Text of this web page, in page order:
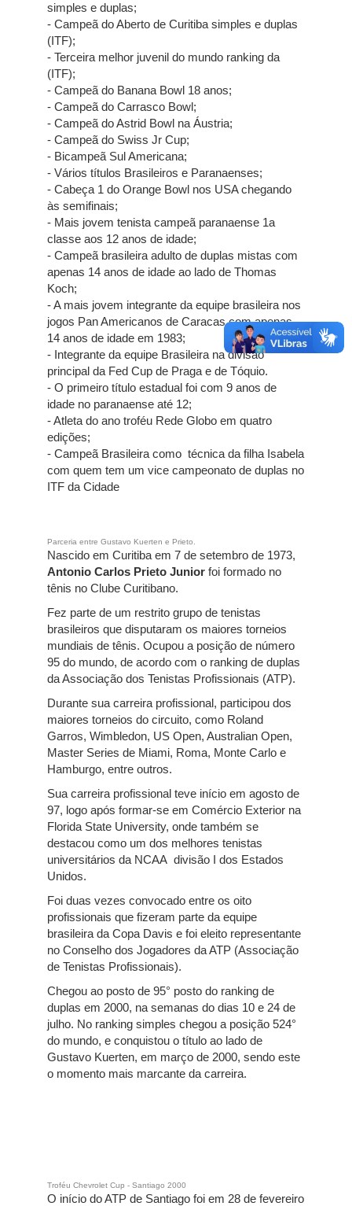
simples e duplas;
- Campeã do Aberto de Curitiba simples e duplas
(ITF);
- Terceira melhor juvenil do mundo ranking da
(ITF);
- Campeã do Banana Bowl 18 anos;
- Campeã do Carrasco Bowl;
- Campeã do Astrid Bowl na Áustria;
- Campeã do Swiss Jr Cup;
​​​​​​- Bicampeã Sul Americana;
- Vários títulos Brasileiros e Paranaenses;
- Cabeça 1 do Orange Bowl nos USA chegando
às semifinais;
- Mais jovem tenista campeã paranaense 1a
classe aos 12 anos de idade;
- Campeã brasileira adulto de duplas mistas com
apenas 14 anos de idade ao lado de Thomas
Koch;
- A mais jovem integrante da equipe brasileira nos
jogos Pan Americanos de Caracas com apenas
14 anos de idade em 1983;
- Integrante da equipe Brasileira na divisão
principal da Fed Cup de Praga e de Tóquio.
- O primeiro título estadual foi com 9 anos de
idade no paranaense até 12;
- Atleta do ano troféu Rede Globo em quatro
edições;
- Campeã Brasileira como técnica da filha Isabela
com quem tem um vice campeonato de duplas no
ITF da Cidade
Parceria entre Gustavo Kuerten e Prieto.
Nascido em Curitiba em 7 de setembro de 1973,
Antonio Carlos Prieto Junior foi formado no
tênis no Clube Curitibano.
Fez parte de um restrito grupo de tenistas
brasileiros que disputaram os maiores torneios
mundiais de tênis. Ocupou a posição de número
95 do mundo, de acordo com o ranking de duplas
da Associação dos Tenistas Profissionais (ATP).
Durante sua carreira profissional, participou dos
maiores torneios do circuito, como Roland
Garros, Wimbledon, US Open, Australian Open,
Master Series de Miami, Roma, Monte Carlo e
Hamburgo, entre outros.
Sua carreira profissional teve início em agosto de
97, logo após formar-se em Comércio Exterior na
Florida State University, onde também se
destacou como um dos melhores tenistas
universitários da NCAA divisão I dos Estados
Unidos.
Foi duas vezes convocado entre os oito
profissionais que fizeram parte da equipe
brasileira da Copa Davis e foi eleito representante
no Conselho dos Jogadores da ATP (Associação
de Tenistas Profissionais).
Chegou ao posto de 95° posto do ranking de
duplas em 2000, na semanas do dias 10 e 24 de
julho. No ranking simples chegou a posição 524°
do mundo, e conquistou o título ao lado de
Gustavo Kuerten, em março de 2000, sendo este
o momento mais marcante da carreira.
Troféu Chevrolet Cup - Santiago 2000
O início do ATP de Santiago foi em 28 de fevereiro